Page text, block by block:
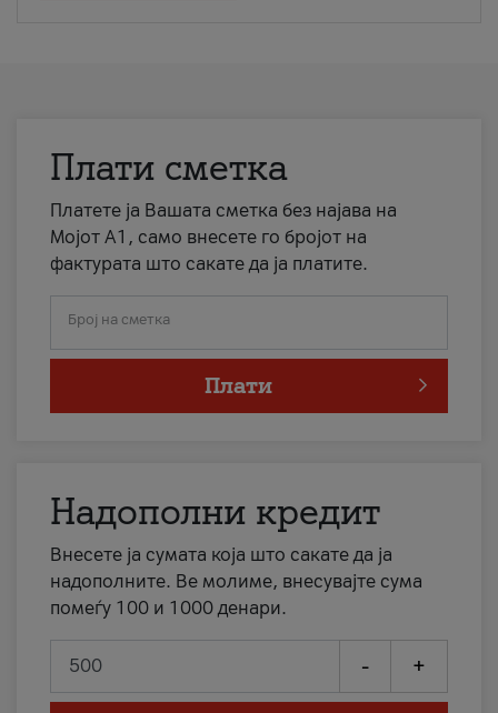
Плати сметка
Платете ја Вашата сметка без најава на
Мојот А1, само внесете го бројот на
фактурата што сакате да ја платите.
Број на сметка
Плати
Надополни кредит
Внесете ја сумата која што сакате да ја
надополните. Ве молиме, внесувајте сума
помеѓу 100 и 1000 денари.
- +